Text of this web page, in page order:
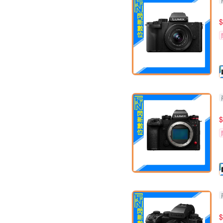
$
$
$